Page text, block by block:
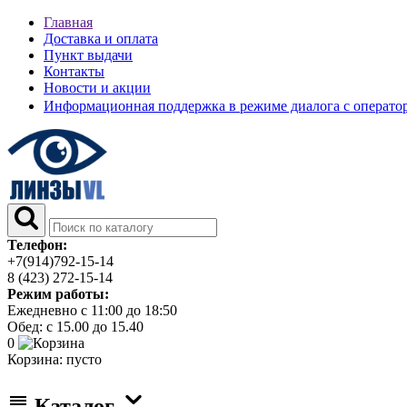
Главная
Доставка и оплата
Пункт выдачи
Контакты
Новости и акции
Информационная поддержка в режиме диалога с
Телефон:
+7(914)792-15-14
8 (423) 272-15-14
Режим работы:
Ежедневно с 11:00 до 18:50
Обед: с 15.00 до 15.40
0
Корзина: пусто